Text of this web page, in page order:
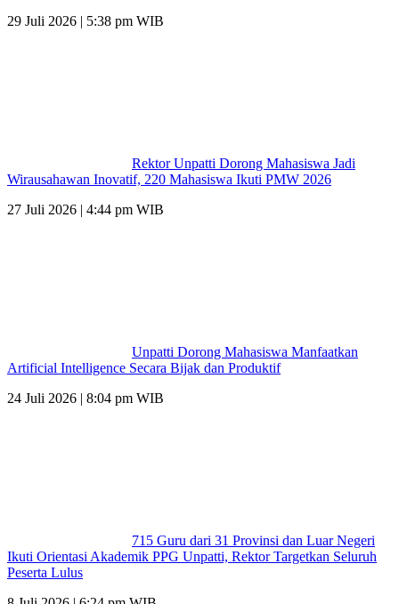
29 Juli 2026 | 5:38 pm WIB
Rektor Unpatti Dorong Mahasiswa Jadi
Wirausahawan Inovatif, 220 Mahasiswa Ikuti PMW 2026
27 Juli 2026 | 4:44 pm WIB
Unpatti Dorong Mahasiswa Manfaatkan
Artificial Intelligence Secara Bijak dan Produktif
24 Juli 2026 | 8:04 pm WIB
715 Guru dari 31 Provinsi dan Luar Negeri
Ikuti Orientasi Akademik PPG Unpatti, Rektor Targetkan Seluruh
Peserta Lulus